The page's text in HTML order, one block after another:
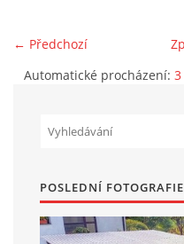
← Předchozí
Automatické procházení: 3
POSLEDNÍ FOTOGRAFIE